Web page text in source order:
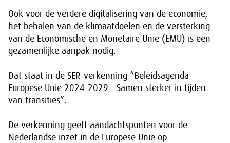
Ook voor de verdere digitalisering van de economie,
het behalen van de klimaatdoelen en de versterking
van de Economische en Monetaire Unie (EMU) is een
gezamenlijke aanpak nodig.
Dat staat in de SER-verkenning “Beleidsagenda
Europese Unie 2024-2029 - Samen sterker in tijden
van transities”.
De verkenning geeft aandachtspunten voor de
Nederlandse inzet in de Europese Unie op